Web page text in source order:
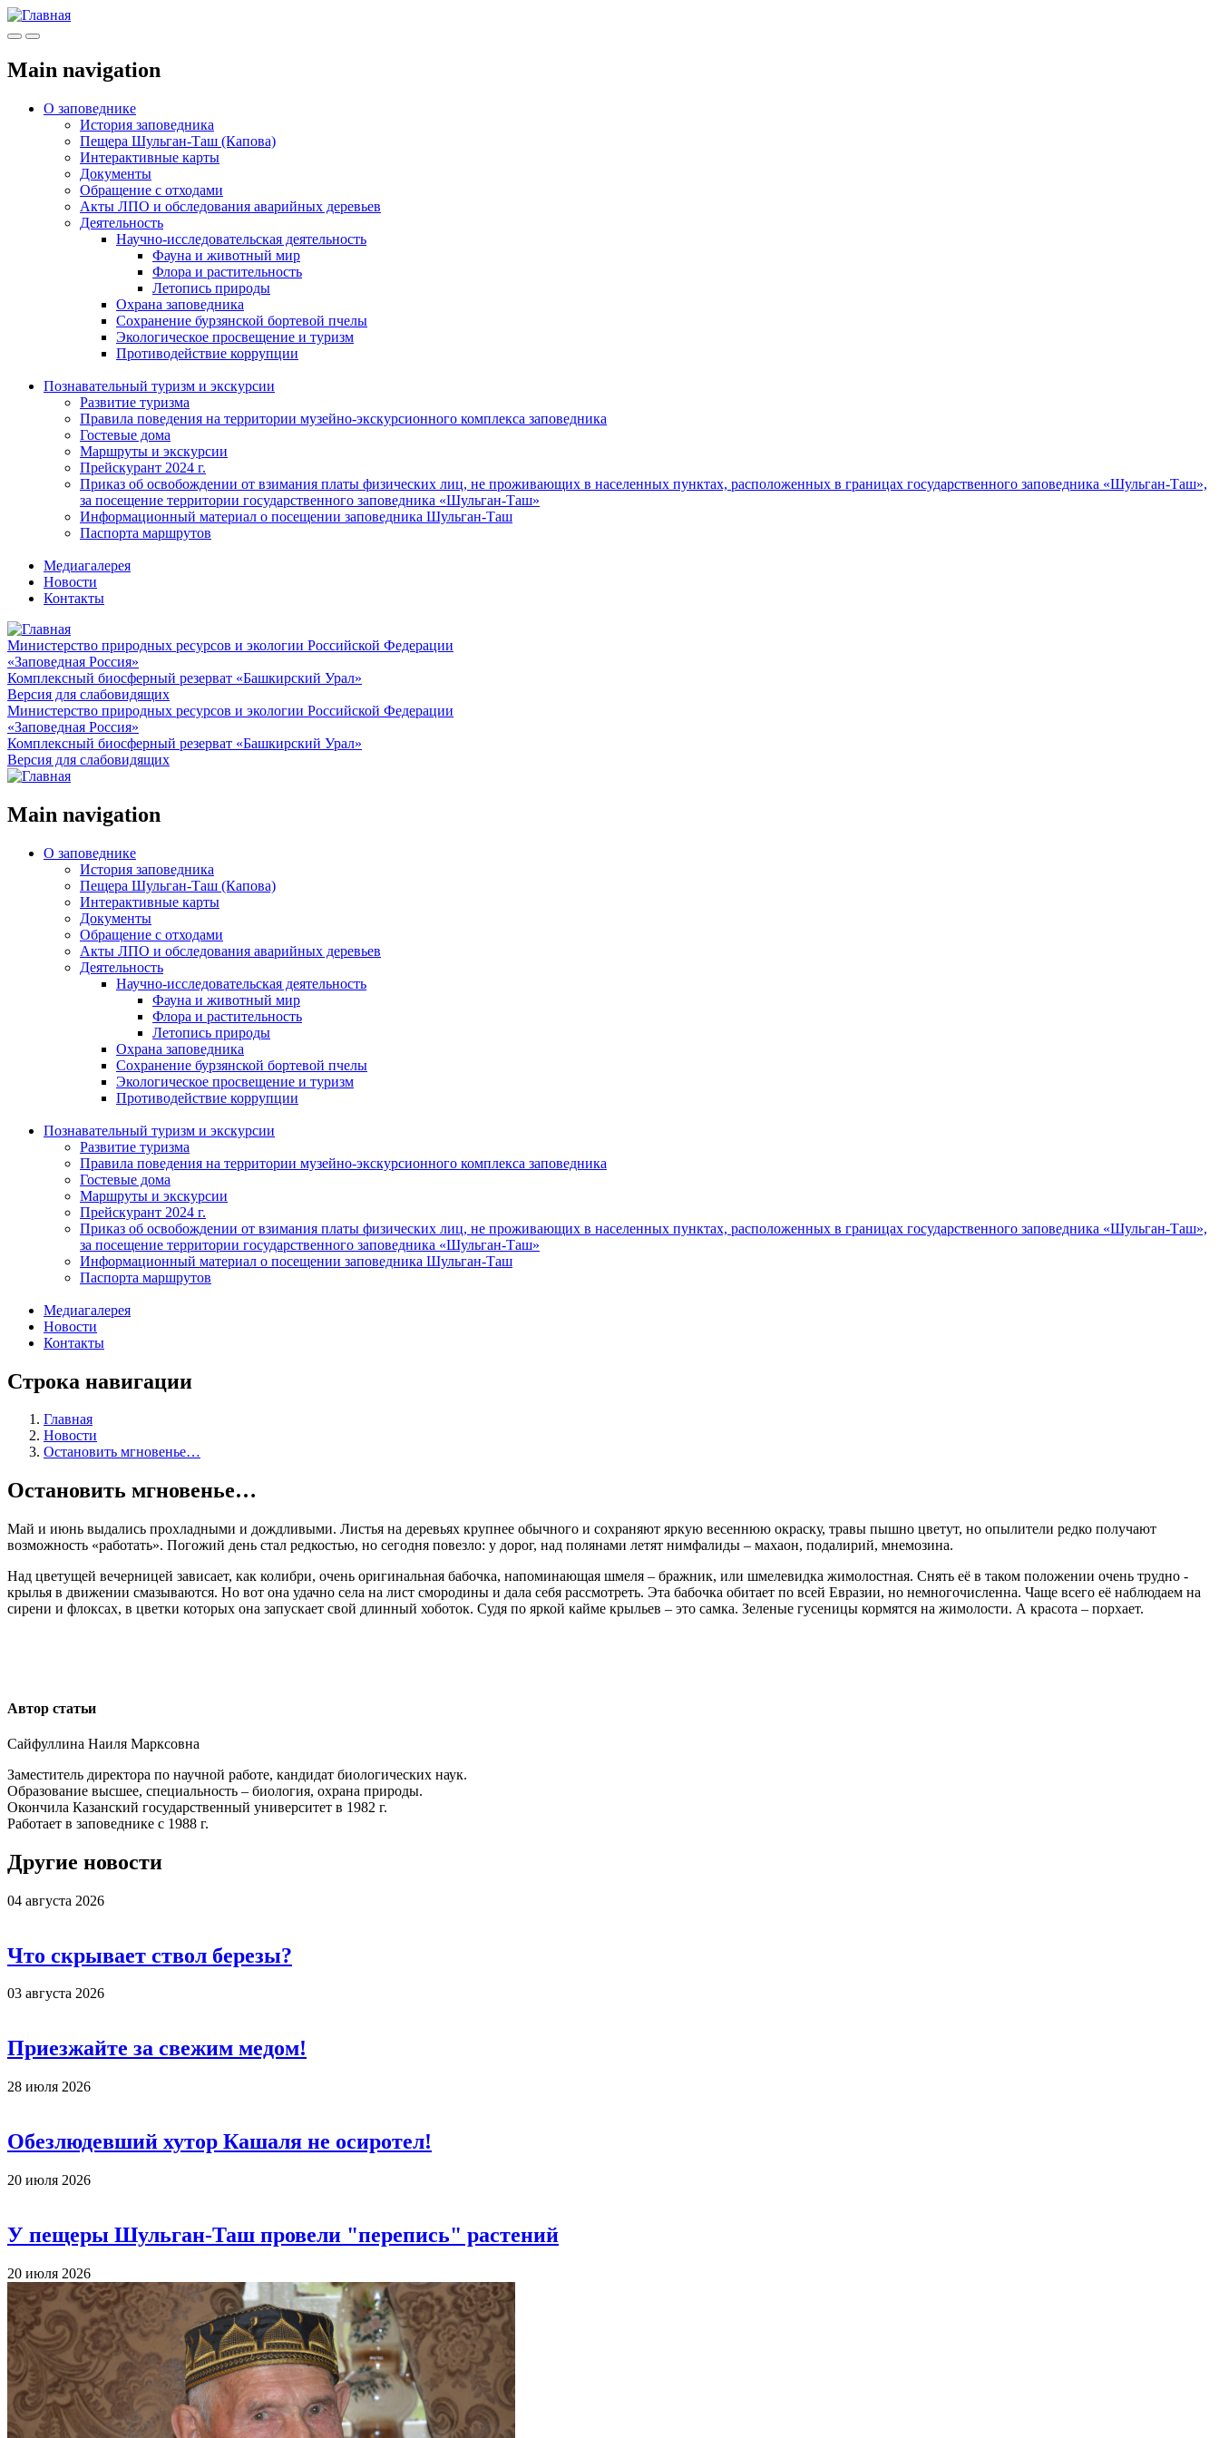
МенюИнфо
Main navigation
О заповеднике
История заповедника
Пещера Шульган-Таш (Капова)
Интерактивные карты
Документы
Обращение с отходами
Акты ЛПО и обследования аварийных деревьев
Деятельность
Научно-исследовательская деятельность
Фауна и животный мир
Флора и растительность
Летопись природы
Охрана заповедника
Сохранение бурзянской бортевой пчелы
Экологическое просвещение и туризм
Противодействие коррупции
Познавательный туризм и экскурсии
Развитие туризма
Правила поведения на территории музейно-экскурсионного комплекса заповедника
Гостевые дома
Маршруты и экскурсии
Прейскурант 2024 г.
Приказ об освобождении от взимания платы физических лиц, не проживающих в населенных пунктах, расположенных в границах государственного заповедника «Шульган-Таш»,
за посещение территории государственного заповедника «Шульган-Таш»
Информационный материал о посещении заповедника Шульган-Таш
Паспорта маршрутов
Медиагалерея
Новости
Контакты
Министерство природных ресурсов и экологии Российской Федерации
«Заповедная Россия»
Комплексный биосферный резерват «Башкирский Урал»
Версия для слабовидящих
Министерство природных ресурсов и экологии Российской Федерации
«Заповедная Россия»
Комплексный биосферный резерват «Башкирский Урал»
Версия для слабовидящих
Main navigation
О заповеднике
История заповедника
Пещера Шульган-Таш (Капова)
Интерактивные карты
Документы
Обращение с отходами
Акты ЛПО и обследования аварийных деревьев
Деятельность
Научно-исследовательская деятельность
Фауна и животный мир
Флора и растительность
Летопись природы
Охрана заповедника
Сохранение бурзянской бортевой пчелы
Экологическое просвещение и туризм
Противодействие коррупции
Познавательный туризм и экскурсии
Развитие туризма
Правила поведения на территории музейно-экскурсионного комплекса заповедника
Гостевые дома
Маршруты и экскурсии
Прейскурант 2024 г.
Приказ об освобождении от взимания платы физических лиц, не проживающих в населенных пунктах, расположенных в границах государственного заповедника «Шульган-Таш»,
за посещение территории государственного заповедника «Шульган-Таш»
Информационный материал о посещении заповедника Шульган-Таш
Паспорта маршрутов
Медиагалерея
Новости
Контакты
Строка навигации
Главная
Новости
Остановить мгновенье…
Остановить мгновенье…
Май и июнь выдались прохладными и дождливыми. Листья на деревьях крупнее обычного и сохраняют яркую весеннюю окраску, травы пышно цветут, но опылители редко получают
возможность «работать». Погожий день стал редкостью, но сегодня повезло: у дорог, над полянами летят нимфалиды – махаон, подалирий, мнемозина.
Над цветущей вечерницей зависает, как колибри, очень оригинальная бабочка, напоминающая шмеля – бражник, или шмелевидка жимолостная. Снять её в таком положении очень трудно -
крылья в движении смазываются. Но вот она удачно села на лист смородины и дала себя рассмотреть. Эта бабочка обитает по всей Евразии, но немногочисленна. Чаще всего её наблюдаем на
сирени и флоксах, в цветки которых она запускает свой длинный хоботок. Судя по яркой кайме крыльев – это самка. Зеленые гусеницы кормятся на жимолости. А красота – порхает.
Автор статьи
Сайфуллина Наиля Марксовна
Заместитель директора по научной работе, кандидат биологических наук.
Образование высшее, специальность – биология, охрана природы.
Окончила Казанский государственный университет в 1982 г.
Работает в заповеднике с 1988 г.
Другие новости
04 августа 2026
Что скрывает ствол березы?
03 августа 2026
Приезжайте за свежим медом!
28 июля 2026
Обезлюдевший хутор Кашаля не осиротел!
20 июля 2026
У пещеры Шульган-Таш провели "перепись" растений
20 июля 2026